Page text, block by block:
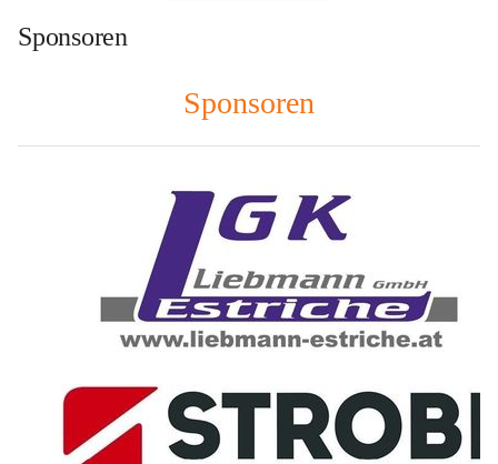
Sponsoren
Sponsoren